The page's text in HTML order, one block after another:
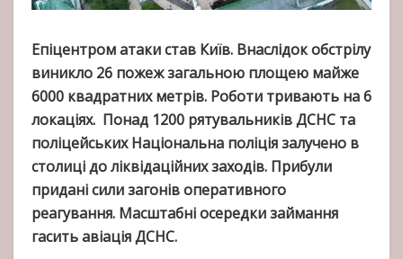
Епіцентром атаки став Київ. Внаслідок обстрілу
виникло 26 пожеж загальною площею майже
6000 квадратних метрів. Роботи тривають на 6
локаціях. Понад 1200 рятувальників ДСНС та
поліцейських Національна поліція залучено в
столиці до ліквідаційних заходів. Прибули
придані сили загонів оперативного
реагування. Масштабні осередки займання
гасить авіація ДСНС.